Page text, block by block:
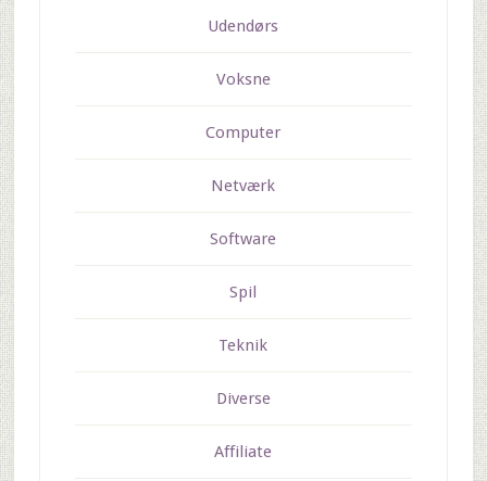
Udendørs
Voksne
Computer
Netværk
Software
Spil
Teknik
Diverse
Affiliate